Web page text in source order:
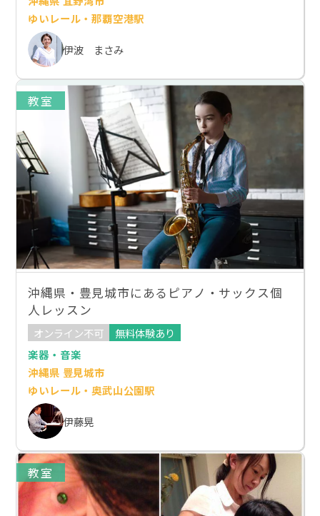
ゆいレール・那覇空港駅
伊波 まさみ
教室
沖縄県・豊見城市にあるピアノ・サックス個
人レッスン
オンライン不可
無料体験あり
楽器・音楽
沖縄県 豊見城市
ゆいレール・奥武山公園駅
伊藤晃
教室